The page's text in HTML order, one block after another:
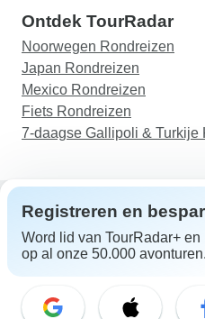
Ontdek TourRadar
Noorwegen Rondreizen
Japan Rondreizen
Mexico Rondreizen
Fiets Rondreizen
7-daagse Gallipoli & Turkije
Hulp
Neem contact met ons op
E-mail: support@tourradar.com
Taal selecteren
Registreren en
Word lid van TourRadar+ en
op al onze 50.000 avonturen.